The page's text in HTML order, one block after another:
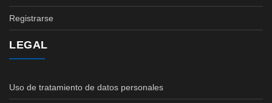
Registrarse
LEGAL
Uso de tratamiento de datos personales